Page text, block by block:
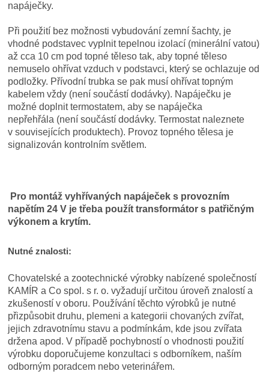
napáječky.
Při použití bez možnosti vybudování zemní šachty, je
vhodné podstavec vyplnit tepelnou izolací (minerální vatou)
až cca 10 cm pod topné těleso tak, aby topné těleso
nemuselo ohřívat vzduch v podstavci, který se ochlazuje od
podložky. Přívodní trubka se pak musí ohřívat topným
kabelem vždy (není součástí dodávky). Napáječku je
možné doplnit termostatem, aby se napáječka
nepřehřála (není součástí dodávky. Termostat naleznete
v souvisejících produktech). Provoz topného tělesa je
signalizován kontrolním světlem.
Pro montáž vyhřívaných napáječek s provozním
napětím 24 V je třeba použít transformátor s patřičným
výkonem a krytím.
Nutné znalosti:
Chovatelské a zootechnické výrobky nabízené společností
KAMÍR a Co spol. s r. o. vyžadují určitou úroveň znalostí a
zkušeností v oboru. Používání těchto výrobků je nutné
přizpůsobit druhu, plemeni a kategorii chovaných zvířat,
jejich zdravotnímu stavu a podmínkám, kde jsou zvířata
držena apod. V případě pochybností o vhodnosti použití
výrobku doporučujeme konzultaci s odborníkem, naším
odborným poradcem nebo veterinářem.